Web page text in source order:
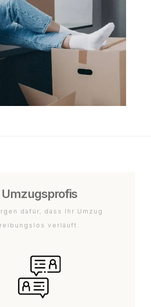
Umzugsprofis
dafür, dass Ihr Umzug
reibungslos verläuft.